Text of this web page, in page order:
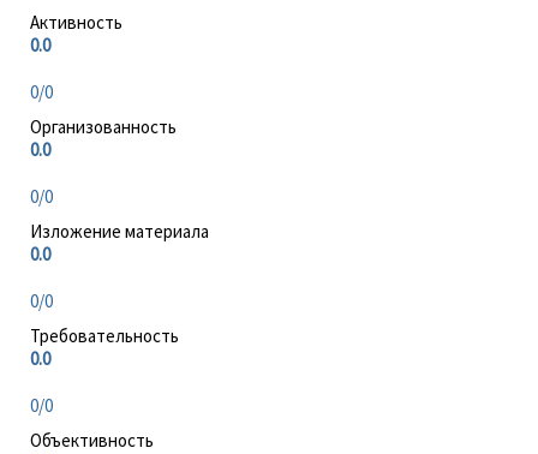
Активность
0.0
0/0
Организованность
0.0
0/0
Изложение материала
0.0
0/0
Требовательность
0.0
0/0
Объективность